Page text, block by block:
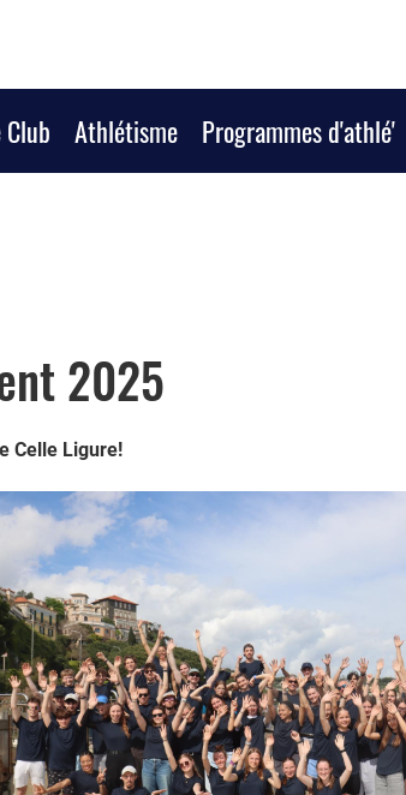
Club Athlétisme Programmes d'athlé'
2025
Celle Ligure!